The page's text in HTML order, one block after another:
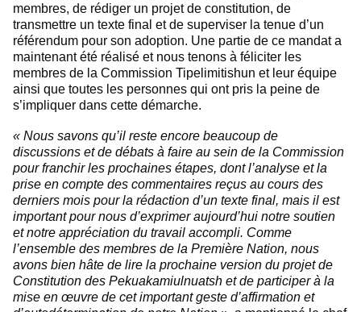
membres, de rédiger un projet de constitution, de
transmettre un texte final et de superviser la tenue d’un
référendum pour son adoption. Une partie de ce mandat a
maintenant été réalisé et nous tenons à féliciter les
membres de la Commission Tipelimitishun et leur équipe
ainsi que toutes les personnes qui ont pris la peine de
s’impliquer dans cette démarche.
« Nous savons qu’il reste encore beaucoup de
discussions et de débats à faire au sein de la Commission
pour franchir les prochaines étapes, dont l’analyse et la
prise en compte des commentaires reçus au cours des
derniers mois pour la rédaction d’un texte final, mais il est
important pour nous d’exprimer aujourd’hui notre soutien
et notre appréciation du travail accompli. Comme
l’ensemble des membres de la Première Nation, nous
avons bien hâte de lire la prochaine version du projet de
Constitution des Pekuakamiulnuatsh et de participer à la
mise en œuvre de cet important geste d’affirmation et